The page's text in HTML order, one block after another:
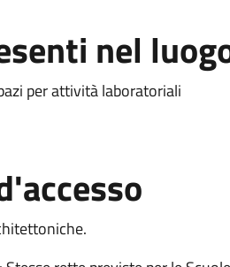
nel
per attività laboratoriali